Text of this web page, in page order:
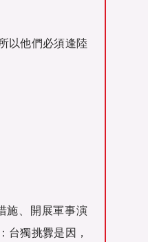
以他們必須逢陸
施、開展軍事演
台獨挑釁是因，